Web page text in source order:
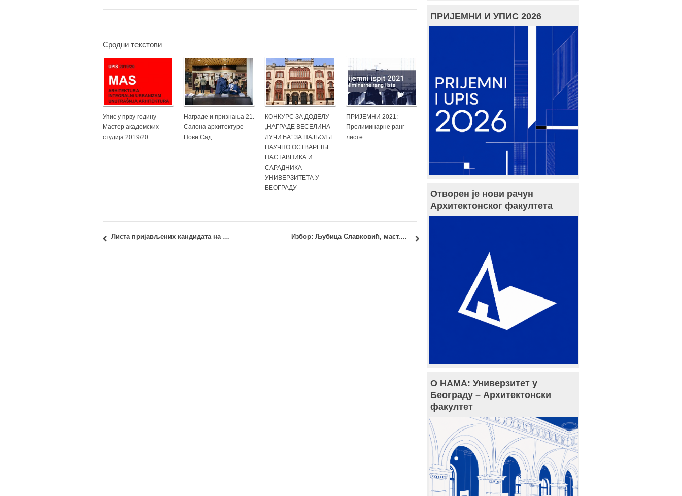
Сродни текстови
Упис у прву годину
Мастер академских
студија 2019/20
Награде и признања 21.
Салона архитектуре
Нови Сад
КОНКУРС ЗА ДОДЕЛУ
„НАГРАДЕ ВЕСЕЛИНА
ЛУЧИЋА“ ЗА НАЈБОЉЕ
НАУЧНО ОСТВАРЕЊЕ
НАСТАВНИКА И
САРАДНИКА
УНИВЕРЗИТЕТА У
БЕОГРАДУ
ПРИЈЕМНИ 2021:
Прелиминарне ранг
листе
Листа пријављених кандидата на Мастер академске студије 2020/21- Прелиминарне ранг листе – решење Комисије Избор: Љубица Славковић, маст.инж.арх.
ПРИЈЕМНИ И УПИС 2026
Отворен је нови рачун
Архитектонског факултета
О НАМА: Универзитет у
Београду – Архитектонски
факултет